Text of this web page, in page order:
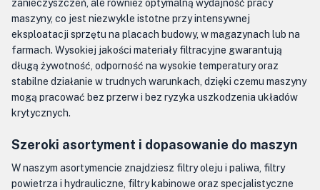
zanieczyszczeń, ale również optymalną wydajność pracy
maszyny, co jest niezwykle istotne przy intensywnej
eksploatacji sprzętu na placach budowy, w magazynach lub na
farmach. Wysokiej jakości materiały filtracyjne gwarantują
długą żywotność, odporność na wysokie temperatury oraz
stabilne działanie w trudnych warunkach, dzięki czemu maszyny
mogą pracować bez przerw i bez ryzyka uszkodzenia układów
krytycznych.
Szeroki asortyment i dopasowanie do maszyn
W naszym asortymencie znajdziesz filtry oleju i paliwa, filtry
powietrza i hydrauliczne, filtry kabinowe oraz specjalistyczne